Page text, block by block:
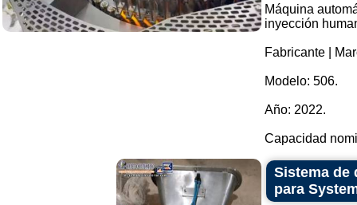
Máquina
inyección
Fabricante |
Modelo: 506.
Año: 2022.
Capacidad
Sistema de
para